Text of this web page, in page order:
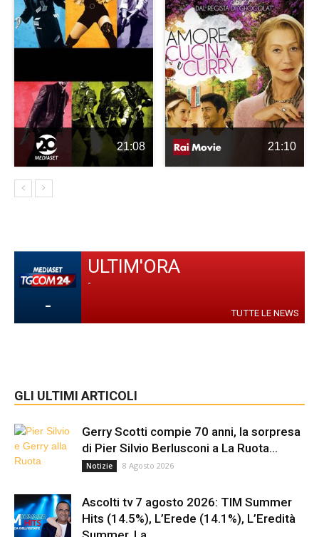
21:08 21:10
-
ULTIM'ORA
-
TUTTE LE NEWS
GLI ULTIMI ARTICOLI
Gerry Scotti compie 70 anni, la sorpresa
di Pier Silvio Berlusconi a La Ruota...
Notizie 8 Agosto 2026
Ascolti tv 7 agosto 2026: TIM Summer
Hits (14.5%), L’Erede (14.1%), L’Eredità